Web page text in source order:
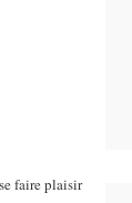
faire plaisir